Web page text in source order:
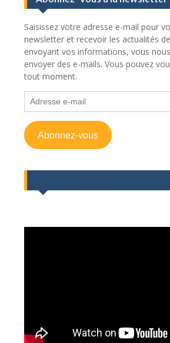
Saisissez votre adresse e-mail pour
newsletter et recevoir les actualités
envoyant vos informations, vous
envoyer des e-mails. Vous pouvez
tout moment.
Adresse
e-
mail
Abonnez-vous